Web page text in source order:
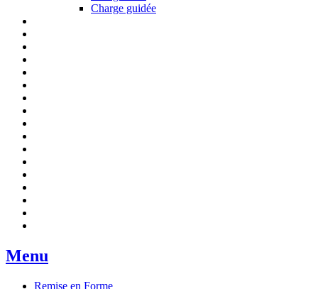
Charge guidée
Menu
Remise en Forme